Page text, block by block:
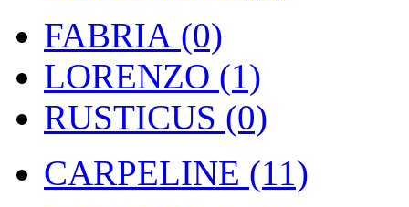
FABRIA (0)
LORENZO (1)
RUSTICUS (0)
CARPELINE (11)